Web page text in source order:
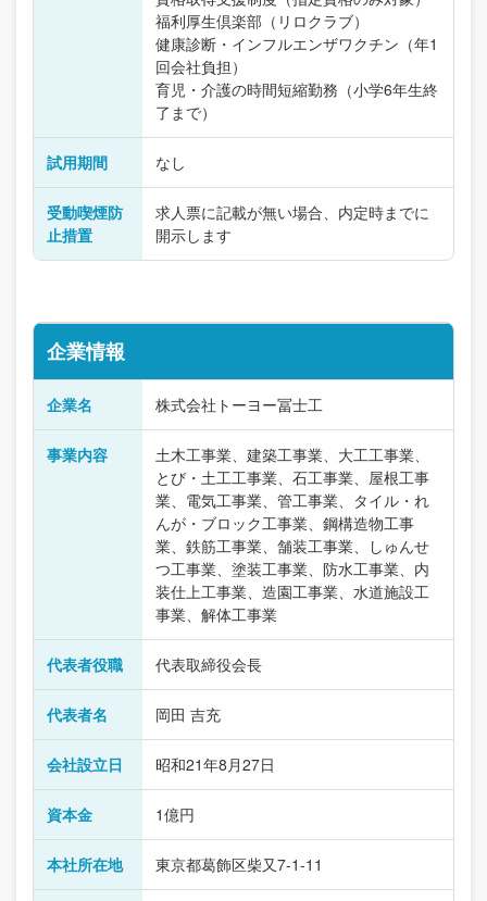
福利厚生倶楽部（リロクラブ）
健康診断・インフルエンザワクチン（年1
回会社負担）
育児・介護の時間短縮勤務（小学6年生終
了まで）
試用期間 なし
受動喫煙防
止措置
求人票に記載が無い場合、内定時までに
開示します
企業情報
企業名 株式会社トーヨー冨士工
事業内容
土木工事業、建築工事業、大工工事業、
とび・土工工事業、石工事業、屋根工事
業、電気工事業、管工事業、タイル・れ
んが・ブロック工事業、鋼構造物工事
業、鉄筋工事業、舗装工事業、しゅんせ
つ工事業、塗装工事業、防水工事業、内
装仕上工事業、造園工事業、水道施設工
事業、解体工事業
代表者役職 代表取締役会長
代表者名 岡田 吉充
会社設立日 昭和21年8月27日
資本金 1億円
本社所在地 東京都葛飾区柴又7-1-11